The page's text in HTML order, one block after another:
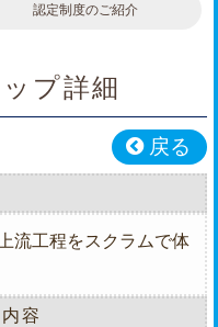
認定制度のご紹介
プ詳細
戻る
流工程をスクラムで体
容